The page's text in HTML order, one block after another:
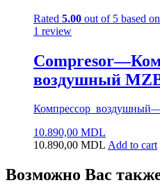
Rated 5.00 out of 5 based on
1 review
воздушный
Компрессор
10.890,00 MDL
10.890,00 MDL Add to cart
Возможно Вас